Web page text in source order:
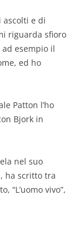
ascolti e di
riguarda sfioro
esempio il
ed ho
Patton l’ho
Bjork in
nel suo
ha scritto tra
“L’uomo vivo”,